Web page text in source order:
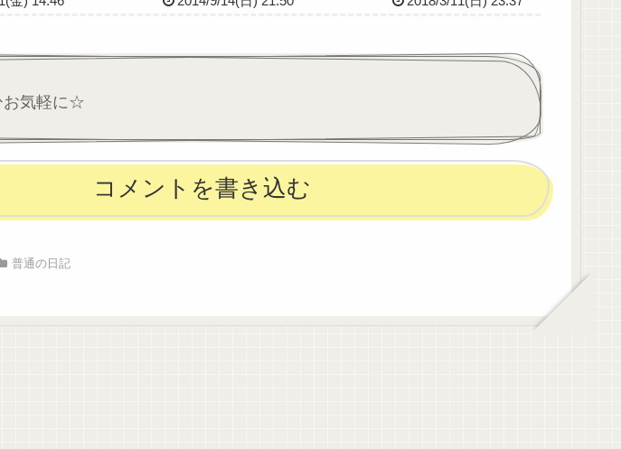
ります
しない
だろうなーという、不測の事
した。トラブル続きだったけ
られる...
したりショッピングしたりす
はじいちゃんばあちゃん車に
乗っけて用足しして、じいち
お気軽に☆
コメントを書き込む
普通の日記